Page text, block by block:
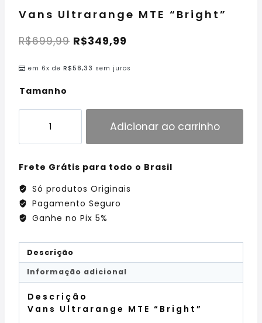
Vans Ultrarange MTE “Bright”
R$699,99 R$349,99
em 6x de R$58,33 sem juros
Tamanho
Adicionar ao carrinho
Frete Grátis para todo o Brasil
Só produtos Originais
Pagamento Seguro
Ganhe no Pix 5%
Descrição
Informação adicional
Descrição
Vans Ultrarange MTE “Bright”